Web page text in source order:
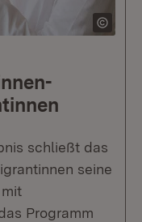
schließt das
seine
Programm